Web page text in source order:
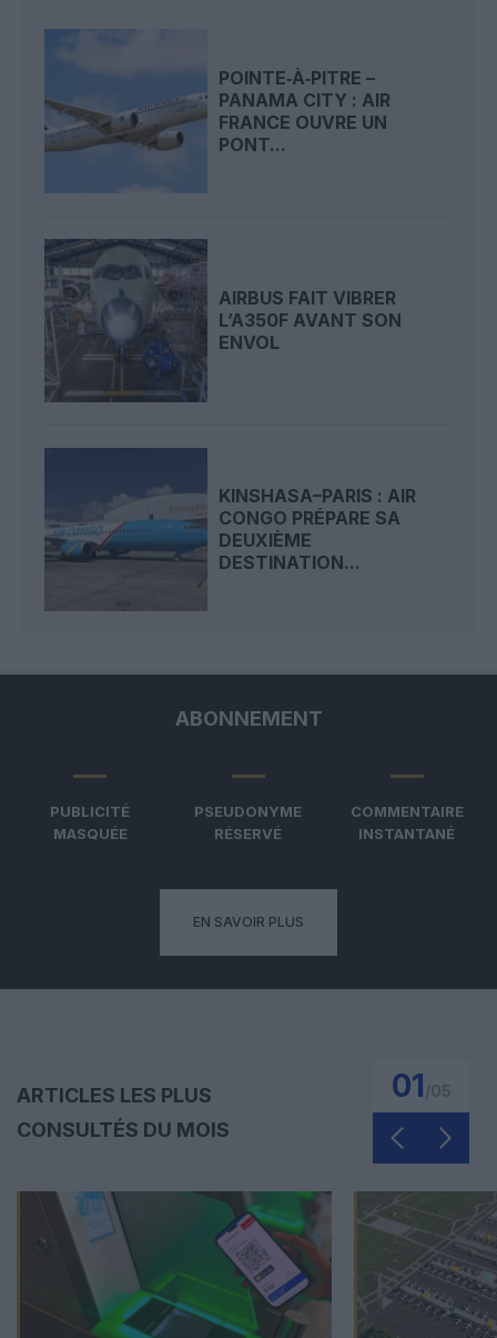
POINTE‑À‑PITRE –
PANAMA CITY : AIR
FRANCE OUVRE UN
PONT...
AIRBUS FAIT VIBRER
L’A350F AVANT SON
ENVOL
KINSHASA–PARIS : AIR
CONGO PRÉPARE SA
DEUXIÈME
DESTINATION...
ABONNEMENT
PUBLICITÉ
MASQUÉE
PSEUDONYME
RÉSERVÉ
COMMENTAIRE
INSTANTANÉ
EN SAVOIR PLUS
ARTICLES LES PLUS
CONSULTÉS DU MOIS
01